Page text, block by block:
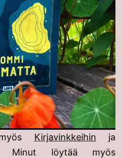
Kirjavinkkeihin ja
Minut löytää myös